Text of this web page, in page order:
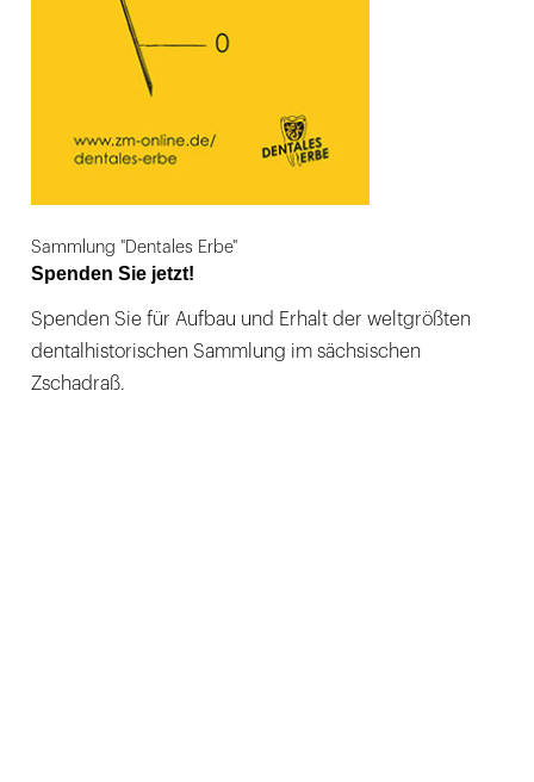
Sammlung "Dentales Erbe"
Spenden Sie jetzt!
Spenden Sie für Aufbau und Erhalt der weltgrößten
dentalhistorischen Sammlung im sächsischen
Zschadraß.